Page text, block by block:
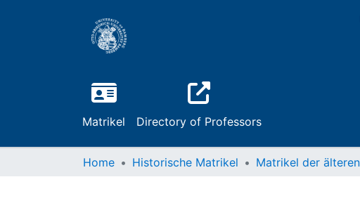
Matrikel Directory of Professors
Home Historische Matrikel